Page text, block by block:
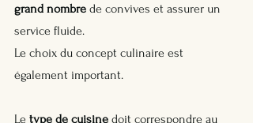
grand nombre de convives et assurer un
service fluide.
Le choix du concept culinaire est
également important.
Le type de cuisine doit correspondre au